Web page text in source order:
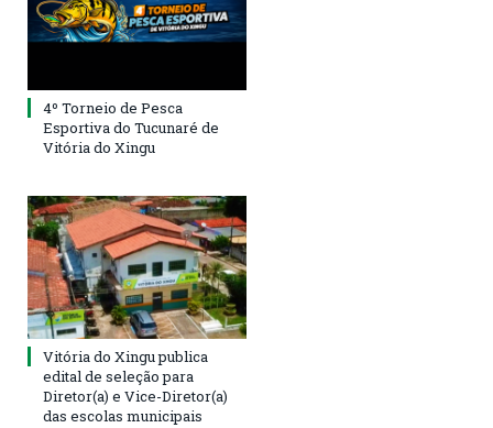
4º Torneio de Pesca
Esportiva do Tucunaré de
Vitória do Xingu
Vitória do Xingu publica
edital de seleção para
Diretor(a) e Vice-Diretor(a)
das escolas municipais